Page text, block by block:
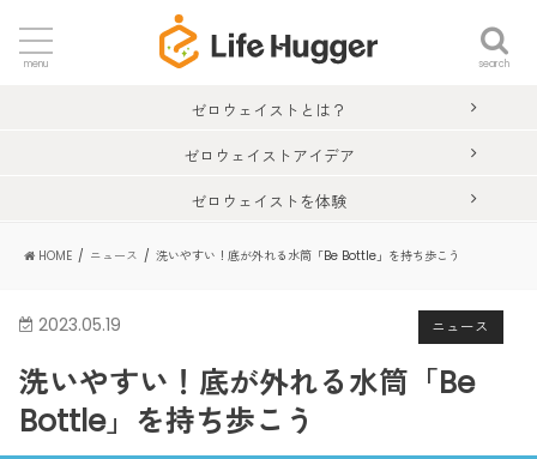
search
menu
ゼロウェイストとは？
ゼロウェイストアイデア
ゼロウェイストを体験
HOME ニュース 洗いやすい！底が外れる水筒「Be Bottle」を持ち歩こう
ニュース
2023.05.19
洗いやすい！底が外れる水筒「Be
Bottle」を持ち歩こう